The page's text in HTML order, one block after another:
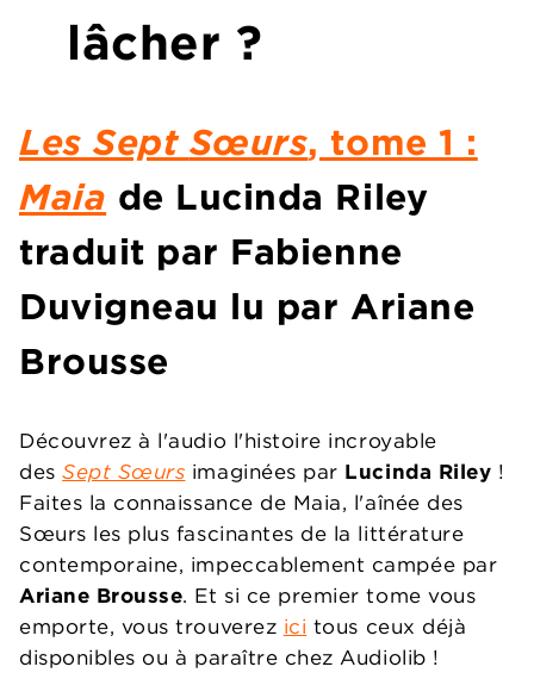
lâcher ?
Les Sept Sœurs, tome 1 :
Maia de Lucinda Riley
traduit par Fabienne
Duvigneau lu par Ariane
Brousse
Découvrez à l'audio l'histoire incroyable
desSept Sœurs imaginées par Lucinda Riley !
Faites la connaissance de Maia, l'aînée des
Sœurs les plus fascinantes de la littérature
contemporaine, impeccablement campée par
Ariane Brousse. Et si ce premier tome vous
emporte, vous trouverez ici tous ceux déjà
disponibles ou à paraître chez Audiolib !